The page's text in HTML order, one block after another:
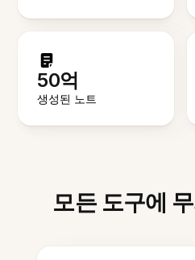
50억
생성된 노트
모든 도구에